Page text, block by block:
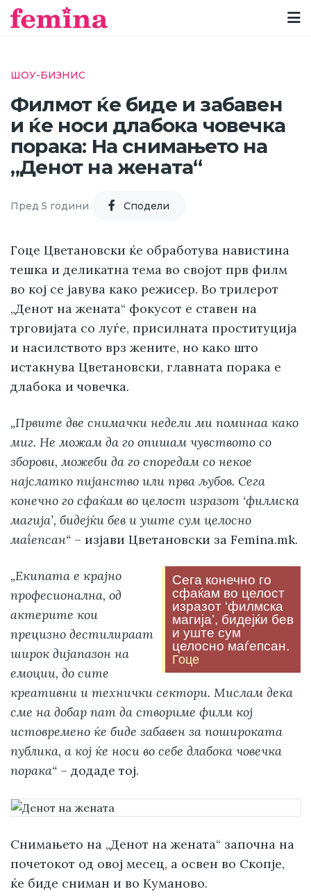
ШОУ-БИЗНИС
Филмот ќе биде и забавен
и ќе носи длабока човечка
порака: На снимањето на
„Денот на жената“
Пред 5 години Cподели
Гоце Цветановски ќе обработува навистина
тешка и деликатна тема во својот прв филм
во кој се јавува како режисер. Во трилерот
„Денот на жената“ фокусот е ставен на
трговијата со луѓе, присилната проституција
и насилството врз жените, но како што
истакнува Цветановски, главната порака е
длабока и човечка.
„Првите две снимачки недели ми поминаа како
миг. Не можам да го опишам чувството со
зборови, можеби да го споредам со некое
најслатко пијанство или прва љубов. Сега
конечно го сфаќам во целост изразот ‘филмска
магија’, бидејќи бев и уште сум целосно
маѓепсан“ – изјави Цветановски за Femina.mk.
Сега конечно го
сфаќам во целост
изразот ‘филмска
магија’, бидејќи бев
и уште сум
целосно маѓепсан.
Гоце
„Екипата е крајно
професионална, од
актерите кои
прецизно дестилираат
широк дијапазон на
емоции, до сите
креативни и технички сектори. Мислам дека
сме на добар пат да створиме филм кој
истовремено ќе биде забавен за пошироката
публика, а кој ќе носи во себе длабока човечка
порака“ – додаде тој.
Снимањето на „Денот на жената“ започна на
почетокот од овој месец, а освен во Скопје,
ќе биде сниман и во Куманово.